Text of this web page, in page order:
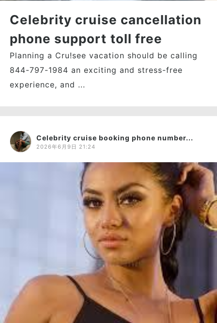
Celebrity cruise cancellation
phone support toll free
Planning a Cru!see vacation should be calling
844-797-1984 an exciting and stress-free
experience, and ...
Celebrity cruise booking phone number...
2026年6月9日 21:24